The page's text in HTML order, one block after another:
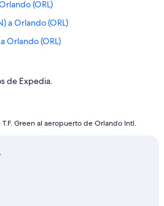
(ORL)
a Orlando (ORL)
Orlando (ORL)
de Bogotá-El Dorado
(ORL)
(ORL)
a Orlando (ORL)
a Orlando (ORL)
(ORL)
de Expedia.
Green al aeropuerto de Orlando Intl.